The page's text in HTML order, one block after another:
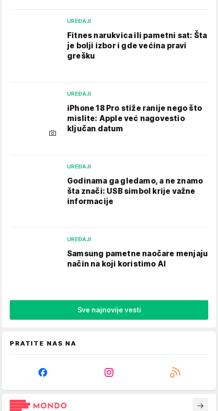
UREĐAJI
Fitnes narukvica ili pametni sat: Šta
je bolji izbor i gde većina pravi
grešku
UREĐAJI
iPhone 18 Pro stiže ranije nego što
mislite: Apple već nagovestio
ključan datum
UREĐAJI
Godinama ga gledamo, a ne znamo
šta znači: USB simbol krije važne
informacije
UREĐAJI
Samsung pametne naočare menjaju
način na koji koristimo AI
Sve najnovije vesti
PRATITE NAS NA